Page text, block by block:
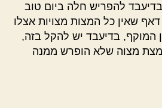
להפריש חלה ביום טוב
שאין כל המצות מצויות אצלו
המוקף, בדיעבד יש להקל בזה,
מצת מצוה שלא הופרש ממנה